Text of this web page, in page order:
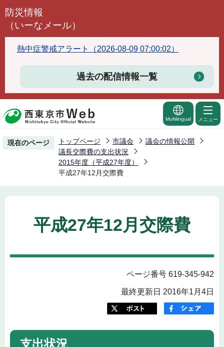
こ
頭
で
防災情報
（いーなメール）
熱中症警戒アラート（2026-08-09 07:00:02）
過去の配信情報一覧
Multilingual メニュー
現在のページ トップページ 市議会
議会の情報公開
議長交際費の支出状況
2015年度（平成27年度）
平成27年12月交際費
平成27年12月交際費
ページ番号 619-345-942
最終更新日 2016年1月4日
支出状況